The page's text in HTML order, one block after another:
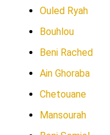
Ouled Ryah
Bouhlou
Beni Rached
Ain Ghoraba
Chetouane
Mansourah